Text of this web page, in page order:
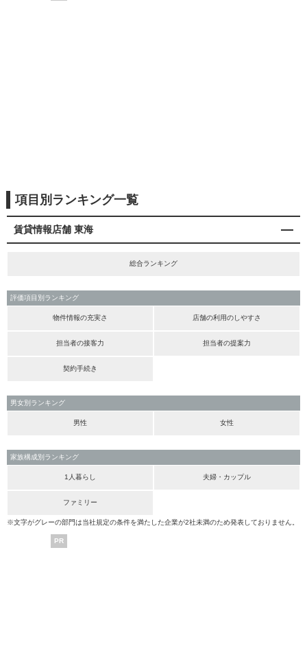
項目別ランキング一覧
賃貸情報店舗 東海
総合ランキング
評価項目別ランキング
物件情報の充実さ 店舗の利用のしやすさ
担当者の接客力 担当者の提案力
契約手続き
男女別ランキング
男性 女性
家族構成別ランキング
1人暮らし 夫婦・カップル
ファミリー
※文字がグレーの部門は当社規定の条件を満たした企業が2社未満のため発表しておりません。
PR